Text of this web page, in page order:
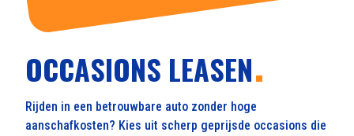
OCCASIONS LEASEN
Rijden in een betrouwbare auto zonder hoge
aanschafkosten? Kies uit scherp geprijsde occasions die